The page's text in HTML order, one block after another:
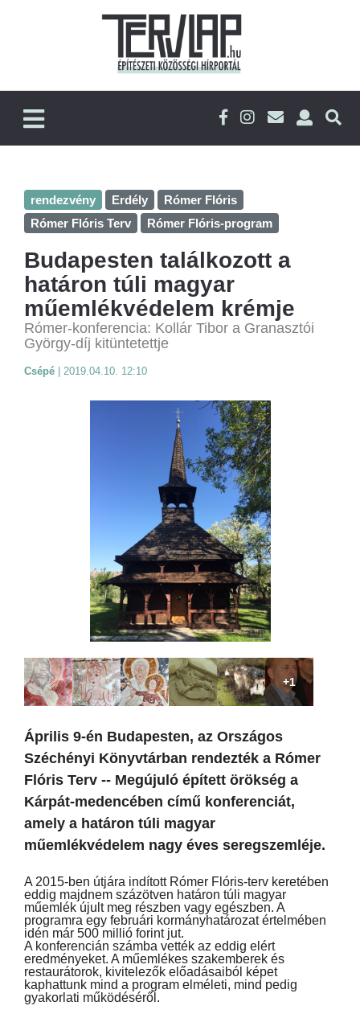
rendezvény Erdély
Rómer Flóris
Rómer Flóris Terv
Rómer Flóris-program
Budapesten találkozott a
határon túli magyar
műemlékvédelem krémje
Rómer-konferencia: Kollár Tibor a Granasztói
György-díj kitüntetettje
Csépé 2019.04.10. 12:10
+1
Április 9-én Budapesten, az Országos
Széchényi Könyvtárban rendezték a Rómer
Flóris Terv -- Megújuló épített örökség a
Kárpát-medencében című konferenciát,
amely a határon túli magyar
műemlékvédelem nagy éves seregszemléje.
A 2015-ben útjára indított Rómer Flóris-terv keretében
eddig majdnem százötven határon túli magyar
műemlék újult meg részben vagy egészben. A
programra egy februári kormányhatározat értelmében
idén már 500 millió forint jut.
A konferencián számba vették az eddig elért
eredményeket. A műemlékes szakemberek és
restaurátorok, kivitelezők előadásaiból képet
kaphattunk mind a program elméleti, mind pedig
gyakorlati működéséről.